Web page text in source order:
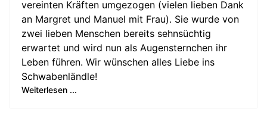
vereinten Kräften umgezogen (vielen lieben Dank
an Margret und Manuel mit Frau). Sie wurde von
zwei lieben Menschen bereits sehnsüchtig
erwartet und wird nun als Augensternchen ihr
Leben führen. Wir wünschen alles Liebe ins
Schwabenländle!
Weiterlesen ...